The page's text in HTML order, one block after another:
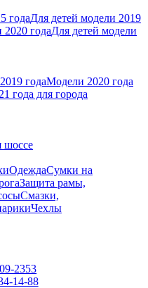
годаДля детей модели 2019
2020 годаДля детей модели
годаМодели 2020 года
года для города
шоссе
ОдеждаСумки на
Защита рамы,
Смазки,
Чехлы
2353
14-88